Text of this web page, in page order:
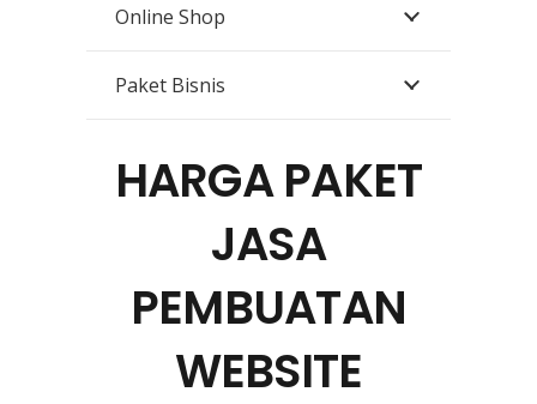
Online Shop
Paket Bisnis
HARGA PAKET
JASA
PEMBUATAN
WEBSITE